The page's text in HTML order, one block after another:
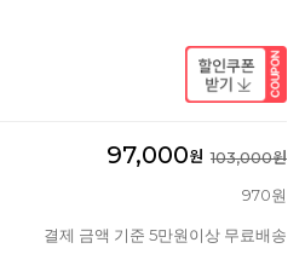
97,000원 103,000원
970원
결제 금액 기준 5만원이상 무료배송